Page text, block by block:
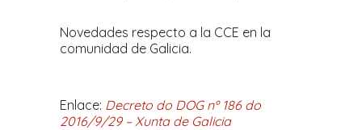
Novedades respecto a la CCE en la
comunidad de Galicia.
Enlace: Decreto do DOG nº 186 do
2016/9/29 – Xunta de Galicia